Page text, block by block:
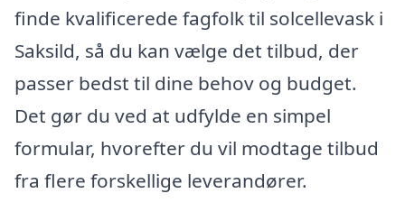
finde kvalificerede fagfolk til solcellevask i
Saksild, så du kan vælge det tilbud, der
passer bedst til dine behov og budget.
Det gør du ved at udfylde en simpel
formular, hvorefter du vil modtage tilbud
fra flere forskellige leverandører.